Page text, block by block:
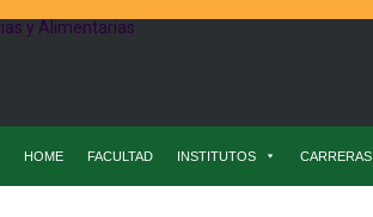
HOME FACULTAD INSTITUTOS CARRERAS